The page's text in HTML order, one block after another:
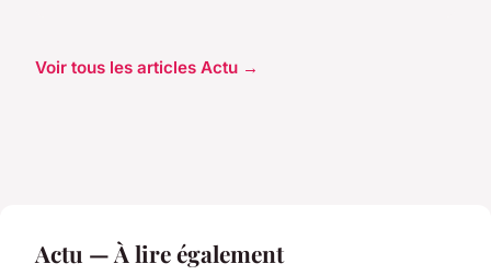
Voir tous les articles Actu →
Actu — À lire également